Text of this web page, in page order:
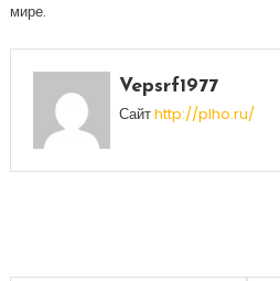
мире.
Vepsrf1977
Сайтhttp://plho.ru/